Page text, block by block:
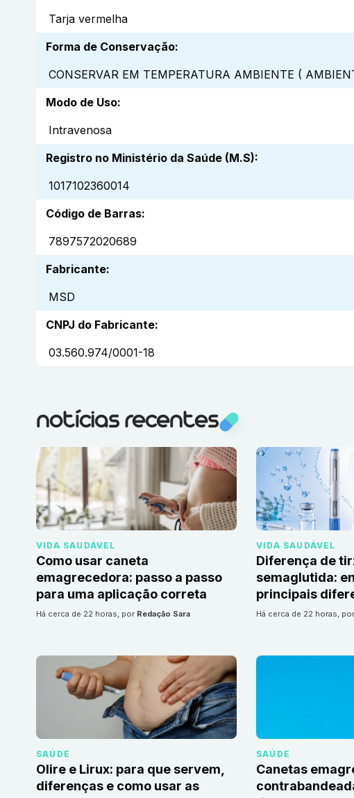
Tarja vermelha
Forma de Conservação:
CONSERVAR EM TEMPERATURA AMBIENTE (
Modo de Uso:
Intravenosa
Registro no Ministério da Saúde (M.S):
1017102360014
Código de Barras:
7897572020689
Fabricante:
MSD
CNPJ do Fabricante:
03.560.974/0001-18
notícias recentes
VIDA SAUDÁVEL
Como usar caneta
emagrecedora: passo a passo
para uma aplicação correta
há cerca de 22 horas, por Redação Sara
VIDA SAUDÁVEL
Diferença de
semaglutida:
principais
há cerca de 22 horas, por
SAÚDE
Olire e Lirux: para que servem,
diferenças e como usar as
SAÚDE
Canetas